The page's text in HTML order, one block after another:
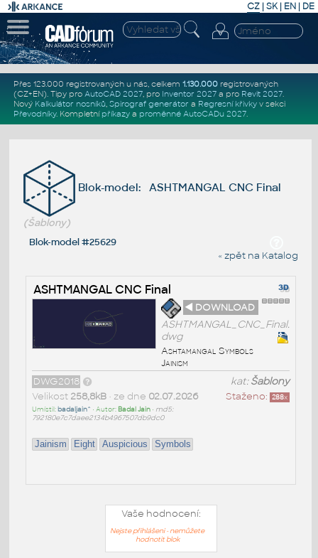
CZ | SK| EN | DE
Přes 123.000 registrovaných u nás, celkem 1.130.000registrovaných
(CZ+EN). Tipy pro AutoCAD 2027, pro Inventor 2027a pro Revit 2027.
Nový Kalkulátor nosníků, Spirograf generátor a Regresní křivkyv sekci
Převodníky. Kompletní příkazya proměnné AutoCADu 2027.
Blok-model: ASHTMANGAL CNC Final
(Šablony)
Blok-model #25629
« zpět na Katalog
ASHTMANGAL CNC Final
◄ DOWNLOAD
ASHTMANGAL_CNC_Final.
dwg
Ashtamangal Symbols
Jainism
kat:Šablony
DWG2018
Staženo: 288x
Velikost 258,8kB• ze dne 02.07.2026
Umístil: badaljain^ • Autor: Badal Jain• md5:
792180e7c7daee2134b4967507db9dc0
Jainism Eight Auspicious Symbols
Vaše hodnocení:
Nejste přihlášeni - nemůžete
hodnotit blok